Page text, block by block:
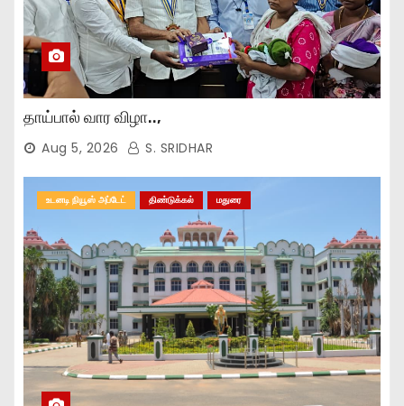
தாய்பால் வார விழா..,
Aug 5, 2026 S. SRIDHAR
உடனடி நியூஸ் அப்டேட் திண்டுக்கல் மதுரை